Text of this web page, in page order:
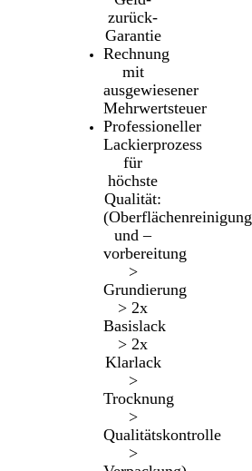
zurück-
Garantie
Rechnung
mit
ausgewiesener
Mehrwertsteuer
Professioneller
Lackierprozess
für
höchste
Qualität:
(Oberflächenreinigung
und –
vorbereitung
>
Grundierung
> 2x
Basislack
> 2x
Klarlack
>
Trocknung
>
Qualitätskontrolle
>